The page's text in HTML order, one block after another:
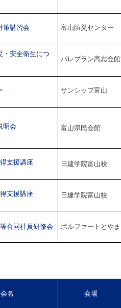
策講習会 富山防災センター
・安全衛生につ
パレブラン高志会館
サンシップ富山
明会 富山県民会館
支援講座 日建学院富山校
支援講座 日建学院富山校
合同社員研修会 ボルファートとやま
名 会場